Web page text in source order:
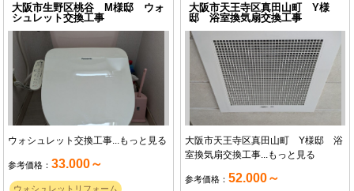
大阪市生野区桃谷 M様邸 ウォ
シュレット交換工事
ウォシュレット交換工事... もっと見る
参考価格：33.000～
ウォシュレットリフォーム
大阪市天王寺区真田山町 Y様
邸 浴室換気扇交換工事
大阪市天王寺区真田山町 Y様邸 浴
室換気扇交換工事...
もっと見る
参考価格：52.000～